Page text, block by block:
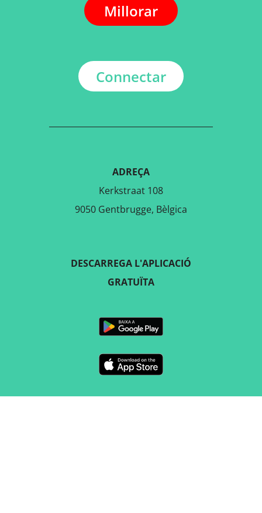
Millorar
Connectar
ADREÇA
Kerkstraat 108
9050 Gentbrugge, Bèlgica
DESCARREGA L'APLICACIÓ
GRATUÏTA